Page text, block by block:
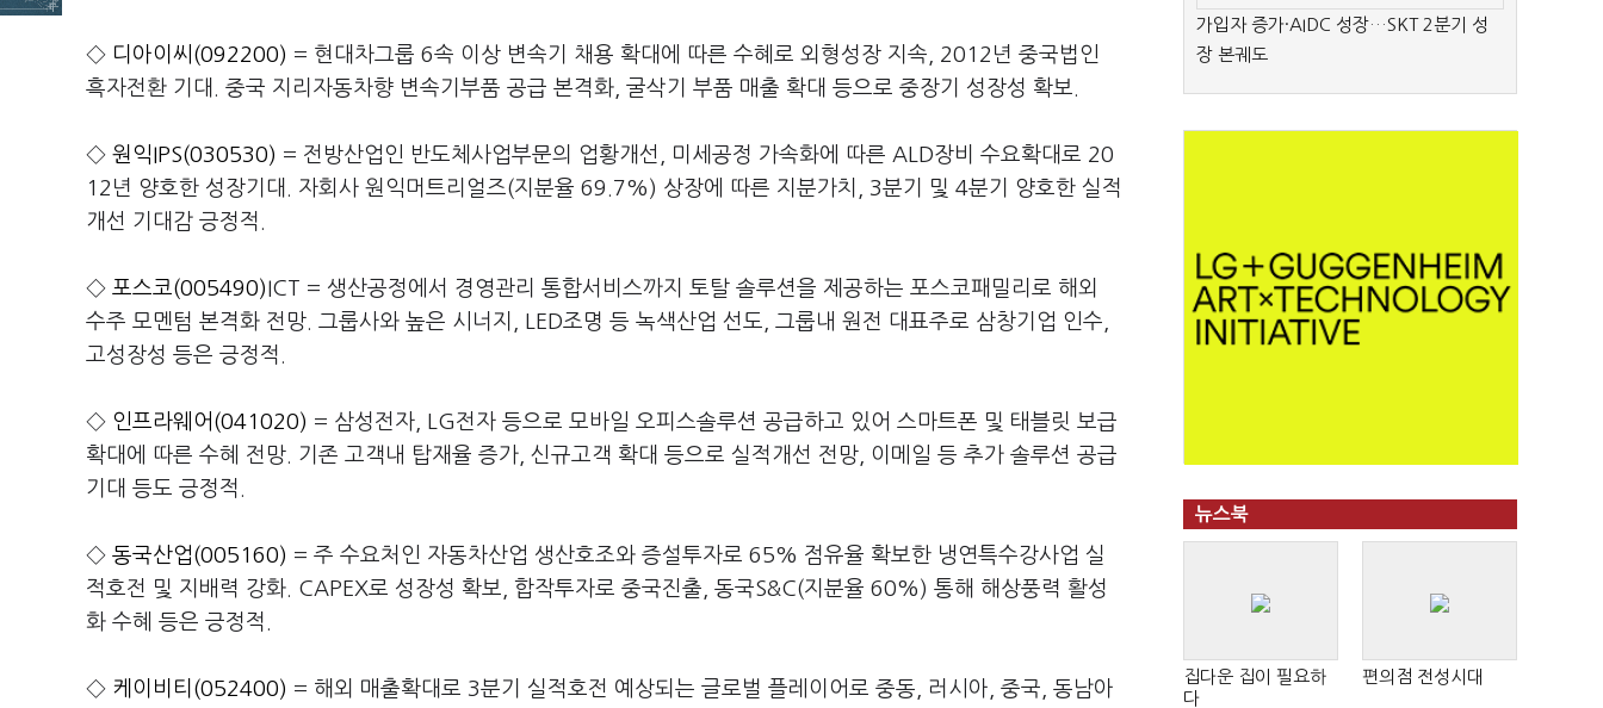
◇ 디아이씨(092200) = 현대차그룹 6속 이상 변속기 채용 확대에 따른 수혜로 외형성장 지속, 2012년 중국법인
흑자전환 기대. 중국 지리자동차향 변속기부품 공급 본격화, 굴삭기 부품 매출 확대 등으로 중장기 성장성 확보.
◇ 원익IPS(030530) = 전방산업인 반도체사업부문의 업황개선, 미세공정 가속화에 따른 ALD장비 수요확대로 20
12년 양호한 성장기대. 자회사 원익머트리얼즈(지분율 69.7%) 상장에 따른 지분가치, 3분기 및 4분기 양호한 실적
개선 기대감 긍정적.
◇ 포스코(005490)ICT = 생산공정에서 경영관리 통합서비스까지 토탈 솔루션을 제공하는 포스코패밀리로 해외
수주 모멘텀 본격화 전망. 그룹사와 높은 시너지, LED조명 등 녹색산업 선도, 그룹내 원전 대표주로 삼창기업 인수,
고성장성 등은 긍정적.
◇ 인프라웨어(041020) = 삼성전자, LG전자 등으로 모바일 오피스솔루션 공급하고 있어 스마트폰 및 태블릿 보급
확대에 따른 수혜 전망. 기존 고객내 탑재율 증가, 신규고객 확대 등으로 실적개선 전망, 이메일 등 추가 솔루션 공급
기대 등도 긍정적.
◇ 동국산업(005160) = 주 수요처인 자동차산업 생산호조와 증설투자로 65% 점유율 확보한 냉연특수강사업 실
적호전 및 지배력 강화. CAPEX로 성장성 확보, 합작투자로 중국진출, 동국S&C(지분율 60%) 통해 해상풍력 활성
화 수혜 등은 긍정적.
◇ 케이비티(052400) = 해외 매출확대로 3분기 실적호전 예상되는 글로벌 플레이어로 중동, 러시아, 중국, 동남아
가입자 증가·AIDC 성장…SKT 2분기 성
장 본궤도
뉴스북
집다운 집이 필요하
다
편의점 전성시대